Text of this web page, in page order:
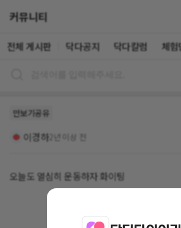
커뮤니티
전체 게시판 닥다공지 닥다칼럼 체험
만보기공유
이경하2년 이상 전
오늘도 열심히 운동하자 화이팅